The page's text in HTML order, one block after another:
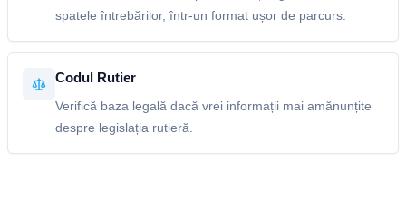
spatele întrebărilor, într-un format ușor de parcurs.
Codul Rutier
Verifică baza legală dacă vrei informații mai amănunțite
despre legislația rutieră.